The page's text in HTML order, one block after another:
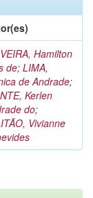
Hamilton
de; LIMA,
de Andrade;
Kerlen
do;
Vivianne